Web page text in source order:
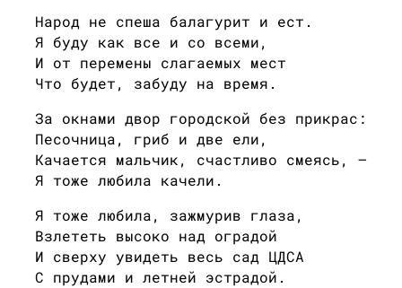
Народ не спеша балагурит и ест.
Я буду как все и со всеми,
И от перемены слагаемых мест
Что будет, забуду на время.
За окнами двор городской без прикрас:
Песочница, гриб и две ели,
Качается мальчик, счастливо смеясь, —
Я тоже любила качели.
Я тоже любила, зажмурив глаза,
Взлететь высоко над оградой
И сверху увидеть весь сад ЦДСА
С прудами и летней эстрадой.